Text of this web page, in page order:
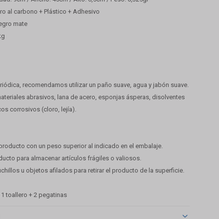
al carbono + Plástico + Adhesivo
mate
recomendamos utilizar un paño suave, agua y jabón suave.
abrasivos, lana de acero, esponjas ásperas, disolventes
corrosivos (cloro, lejía).
con un peso superior al indicado en el embalaje.
para almacenar artículos frágiles o valiosos.
u objetos afilados para retirar el producto de la superficie.
toallero + 2 pegatinas